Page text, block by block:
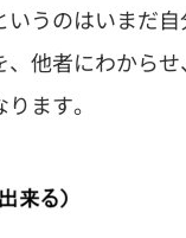
いうのはいまだ
、他者にわから
ます。